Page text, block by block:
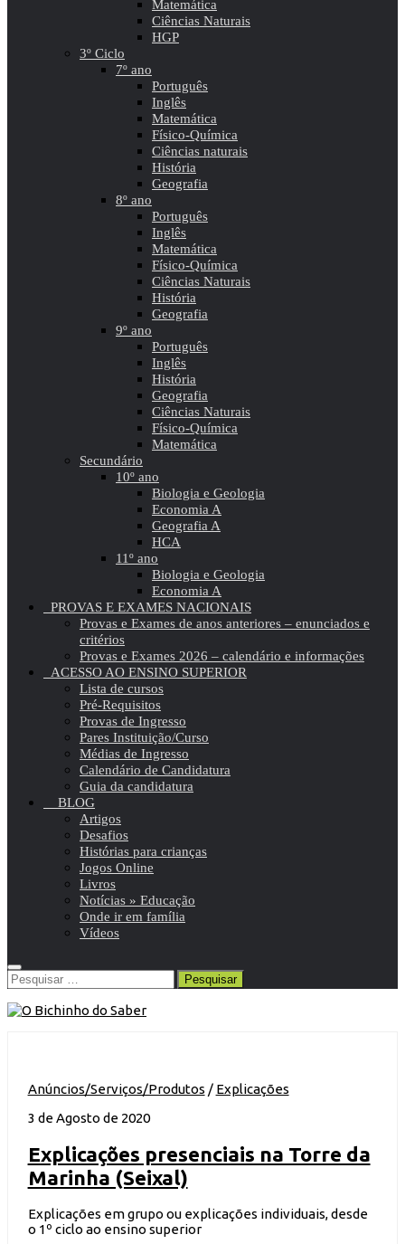
Matemática
Ciências Naturais
HGP
3º Ciclo
7º ano
Português
Inglês
Matemática
Físico-Química
Ciências naturais
História
Geografia
8º ano
Português
Inglês
Matemática
Físico-Química
Ciências Naturais
História
Geografia
9º ano
Português
Inglês
História
Geografia
Ciências Naturais
Físico-Química
Matemática
Secundário
10º ano
Biologia e Geologia
Economia A
Geografia A
HCA
11º ano
Biologia e Geologia
Economia A
PROVAS E EXAMES NACIONAIS
Provas e Exames de anos anteriores – enunciados e
critérios
Provas e Exames 2026 – calendário e informações
ACESSO AO ENSINO SUPERIOR
Lista de cursos
Pré-Requisitos
Provas de Ingresso
Pares Instituição/Curso
Médias de Ingresso
Calendário de Candidatura
Guia da candidatura
BLOG
Artigos
Desafios
Histórias para crianças
Jogos Online
Livros
Notícias » Educação
Onde ir em família
Vídeos
Pesquisar
por:
Anúncios/Serviços/Produtos / Explicações
3 de Agosto de 2020
Explicações presenciais na Torre da
Marinha (Seixal)
Explicações em grupo ou explicações individuais, desde
o 1º ciclo ao ensino superior